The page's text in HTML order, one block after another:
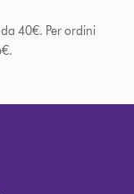
40€. Per ordini